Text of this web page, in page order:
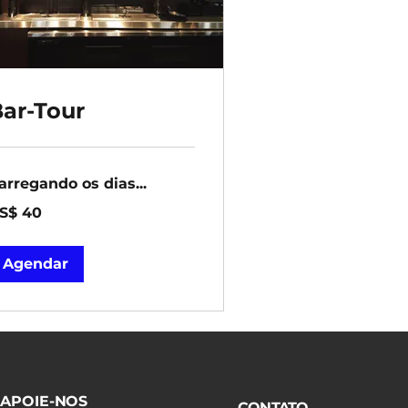
Tour
os dias...
40
Agendar
APOIE-NOS